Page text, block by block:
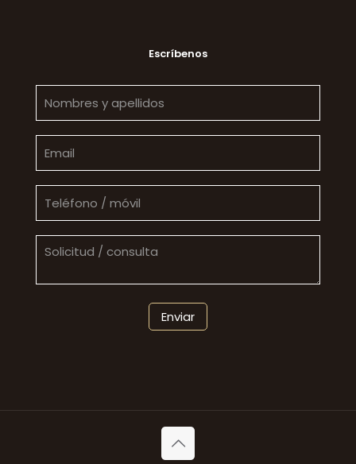
Escríbenos